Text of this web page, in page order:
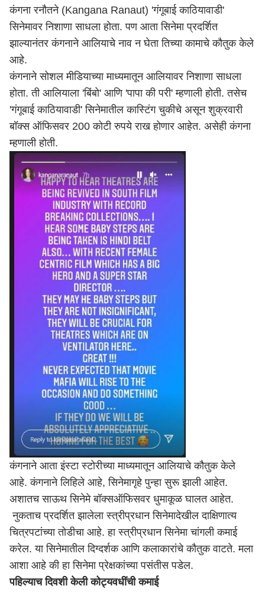
कंगना रनौतने (Kangana Ranaut) 'गंगूबाई काठियावाडी'
सिनेमावर निशाणा साधला होता. पण आता सिनेमा प्रदर्शित
झाल्यानंतर कंगनाने आलियाचे नाव न घेता तिच्या कामाचे कौतुक केले
आहे.
कंगनाने सोशल मीडियाच्या माध्यमातून आलियावर निशाणा साधला
होता. ती आलियाला 'बिंबो' आणि 'पापा की परी' म्हणाली होती. तसेच
'गंगूबाई काठियावाडी' सिनेमातील कास्टिंग चुकीचे असून शुक्रवारी
बॉक्स ऑफिसवर 200 कोटी रुपये राख होणार आहेत. असेही कंगना
म्हणाली होती.
कंगनाने आता इंस्टा स्टोरीच्या माध्यमातून आलियाचे कौतुक केले
आहे. कंगनाने लिहिले आहे, सिनेमागृहे पुन्हा सुरू झाली आहेत.
अशातच साऊथ सिनेमे बॉक्सऑफिसवर धुमाकूळ घालत आहेत.
नुकताच प्रदर्शित झालेला स्त्रीप्रधान सिनेमादेखील दाक्षिणात्य
चित्रपटांच्या तोडीचा आहे. हा स्त्रीप्रधान सिनेमा चांगली कमाई
करेल. या सिनेमातील दिग्दर्शक आणि कलाकारांचे कौतुक वाटते. मला
आशा आहे की हा सिनेमा प्रेक्षकांच्या पसंतीस पडेल.
पहिल्याच दिवशी केली कोट्यवधींची कमाई